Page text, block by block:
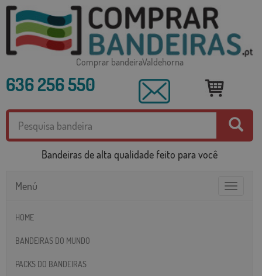
Comprar bandeiraValdehorna
636 256 550
Bandeiras de alta qualidade feito para você
Toggle
Menú
HOME
BANDEIRAS DO MUNDO
PACKS DO BANDEIRAS